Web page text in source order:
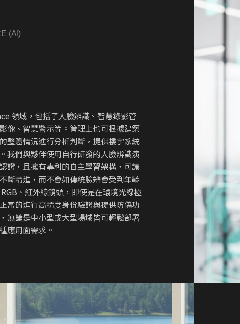
(AI)
領域，包括了人臉辨識、智慧錄影管
像、智慧警示等。管理上也可根據建築
整體情況進行分析判斷，提供樓宇系統
我們與夥伴使用自行研發的人臉辨識演
證，且擁有專利的自主學習架構，可讓
斷精進，而不會如傳統臉辨會受到年齡
、紅外線鏡頭，即使是在環境光線極
常的進行高精度身份驗證與提供防偽功
無論是中小型或大型場域皆可輕鬆部署
應用面需求。